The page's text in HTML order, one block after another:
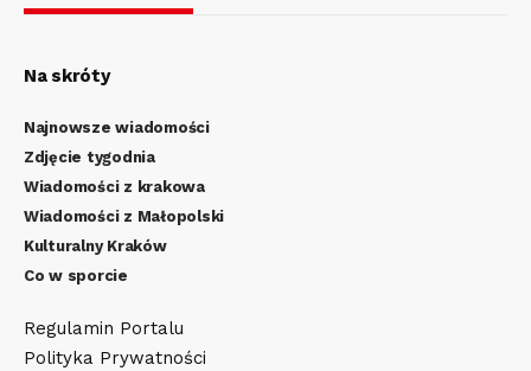
Na skróty
Najnowsze wiadomości
Zdjęcie tygodnia
Wiadomości z krakowa
Wiadomości z Małopolski
Kulturalny Kraków
Co w sporcie
Regulamin Portalu
Polityka Prywatności